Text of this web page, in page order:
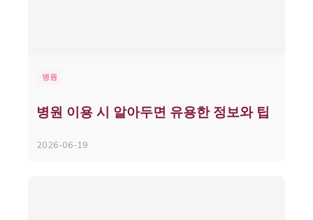
병원
병원 이용 시 알아두면 유용한 정보와 팁
2026-06-19